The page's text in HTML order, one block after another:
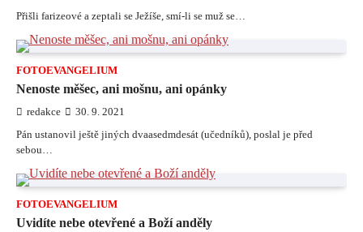
Přišli farizeové a zeptali se Ježíše, smí-li se muž se…
FOTOEVANGELIUM
Nenoste měšec, ani mošnu, ani opánky
redakce 30. 9. 2021
Pán ustanovil ještě jiných dvaasedmdesát (učedníků), poslal je před
sebou…
FOTOEVANGELIUM
Uvidíte nebe otevřené a Boží anděly